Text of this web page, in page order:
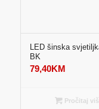
LED šinska
BK
79,40KM
Pročitaj